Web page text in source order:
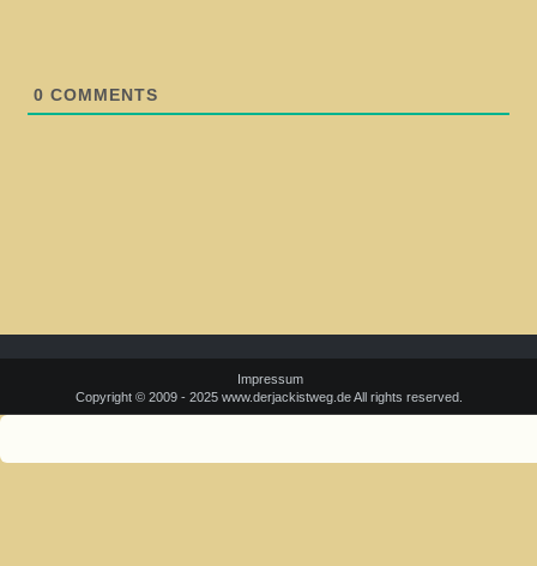
0 COMMENTS
Impressum
Copyright © 2009 - 2025 www.derjackistweg.de All rights reserved.